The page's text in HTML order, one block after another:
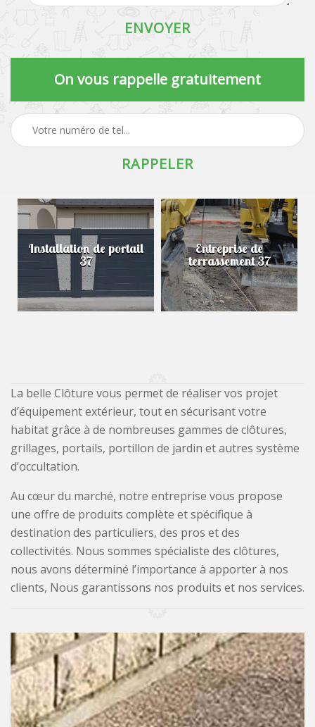
On vous rappelle gratuitement
Installation de portail
37
Entreprise de
terrassement 37
La belle Clôture vous permet de réaliser vos projet
d’équipement extérieur, tout en sécurisant votre
habitat grâce à de nombreuses gammes de clôtures,
grillages, portails, portillon de jardin et autres système
d’occultation.
Au cœur du marché, notre entreprise vous propose
une offre de produits complète et spécifique à
destination des particuliers, des pros et des
collectivités. Nous sommes spécialiste des clôtures,
nous avons déterminé l’importance à apporter à nos
clients, Nous garantissons nos produits et nos services.